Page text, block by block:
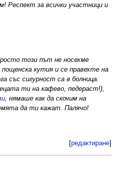
Респект за всички участници и
този път не носехме
кутия и се правехте на
със сигурност са в болница.
ти на кафево, педераст!),
, нямаше как да скочим на
да ти кажат. Палячо!
[редактиране